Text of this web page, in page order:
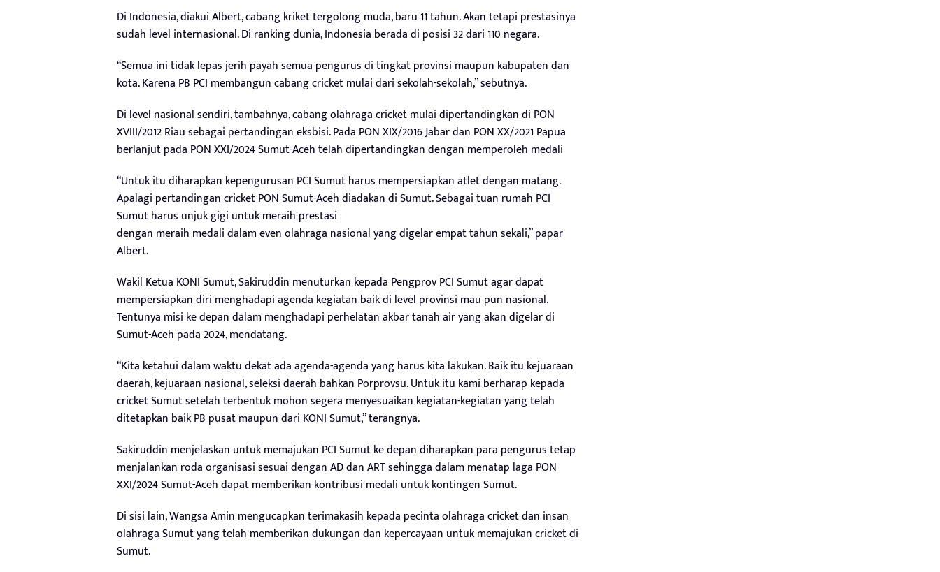
Di Indonesia, diakui Albert, cabang kriket tergolong muda, baru 11 tahun. Akan tetapi prestasinya
sudah level internasional. Di ranking dunia, Indonesia berada di posisi 32 dari 110 negara.
“Semua ini tidak lepas jerih payah semua pengurus di tingkat provinsi maupun kabupaten dan
kota. Karena PB PCI membangun cabang cricket mulai dari sekolah-sekolah,” sebutnya.
Di level nasional sendiri, tambahnya, cabang olahraga cricket mulai dipertandingkan di PON
XVIII/2012 Riau sebagai pertandingan eksbisi. Pada PON XIX/2016 Jabar dan PON XX/2021 Papua
berlanjut pada PON XXI/2024 Sumut-Aceh telah dipertandingkan dengan memperoleh medali
“Untuk itu diharapkan kepengurusan PCI Sumut harus mempersiapkan atlet dengan matang.
Apalagi pertandingan cricket PON Sumut-Aceh diadakan di Sumut. Sebagai tuan rumah PCI
Sumut harus unjuk gigi untuk meraih prestasi
dengan meraih medali dalam even olahraga nasional yang digelar empat tahun sekali,” papar
Albert.
Wakil Ketua KONI Sumut, Sakiruddin menuturkan kepada Pengprov PCI Sumut agar dapat
mempersiapkan diri menghadapi agenda kegiatan baik di level provinsi mau pun nasional.
Tentunya misi ke depan dalam menghadapi perhelatan akbar tanah air yang akan digelar di
Sumut-Aceh pada 2024, mendatang.
“Kita ketahui dalam waktu dekat ada agenda-agenda yang harus kita lakukan. Baik itu kejuaraan
daerah, kejuaraan nasional, seleksi daerah bahkan Porprovsu. Untuk itu kami berharap kepada
cricket Sumut setelah terbentuk mohon segera menyesuaikan kegiatan-kegiatan yang telah
ditetapkan baik PB pusat maupun dari KONI Sumut,” terangnya.
Sakiruddin menjelaskan untuk memajukan PCI Sumut ke depan diharapkan para pengurus tetap
menjalankan roda organisasi sesuai dengan AD dan ART sehingga dalam menatap laga PON
XXI/2024 Sumut-Aceh dapat memberikan kontribusi medali untuk kontingen Sumut.
Di sisi lain, Wangsa Amin mengucapkan terimakasih kepada pecinta olahraga cricket dan insan
olahraga Sumut yang telah memberikan dukungan dan kepercayaan untuk memajukan cricket di
Sumut.